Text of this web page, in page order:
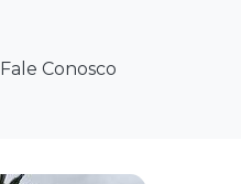
Fale Conosco